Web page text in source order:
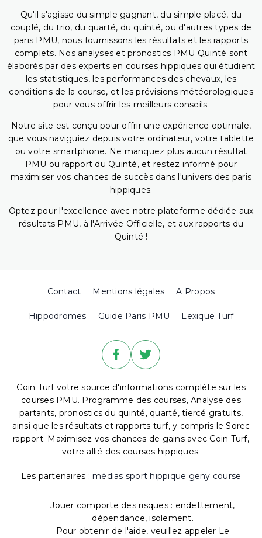
Qu'il s'agisse du simple gagnant, du simple placé, du
couplé, du trio, du quarté, du quinté, ou d'autres types de
paris PMU, nous fournissons les résultats et les rapports
complets. Nos analyses et pronostics PMU Quinté sont
élaborés par des experts en courses hippiques qui étudient
les statistiques, les performances des chevaux, les
conditions de la course, et les prévisions météorologiques
pour vous offrir les meilleurs conseils.
Notre site est conçu pour offrir une expérience optimale,
que vous naviguiez depuis votre ordinateur, votre tablette
ou votre smartphone. Ne manquez plus aucun résultat
PMU ou rapport du Quinté, et restez informé pour
maximiser vos chances de succès dans l'univers des paris
hippiques.
Optez pour l'excellence avec notre plateforme dédiée aux
résultats PMU, à l'Arrivée Officielle, et aux rapports du
Quinté !
Contact Mentions légales A Propos
Hippodromes Guide Paris PMU Lexique Turf
Coin Turf votre source d'informations complète sur les
courses PMU. Programme des courses, Analyse des
partants, pronostics du quinté, quarté, tiercé gratuits,
ainsi que les résultats et rapports turf, y compris le Sorec
rapport. Maximisez vos chances de gains avec Coin Turf,
votre allié des courses hippiques.
Les partenaires : médias sport hippique geny course
Jouer comporte des risques : endettement,
dépendance, isolement.
Pour obtenir de l'aide, veuillez appeler Le